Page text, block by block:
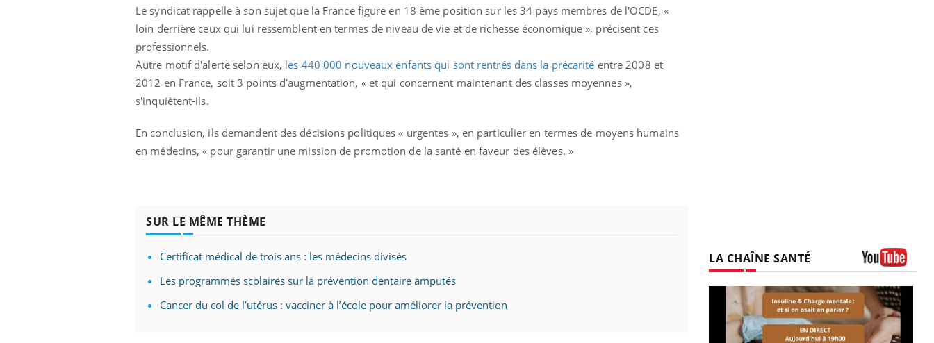
Le syndicat rappelle à son sujet que la France figure en 18 ème position sur les 34 pays membres de l'OCDE, «
loin derrière ceux qui lui ressemblent en termes de niveau de vie et de richesse économique », précisent ces
professionnels.
Autre motif d'alerte selon eux, les 440 000 nouveaux enfants qui sont rentrés dans la précarité entre 2008 et
2012 en France, soit 3 points d’augmentation, « et qui concernent maintenant des classes moyennes »,
s'inquiètent-ils.
En conclusion, ils demandent des décisions politiques « urgentes », en particulier en termes de moyens humains
en médecins, « pour garantir une mission de promotion de la santé en faveur des élèves. »
SUR LE MÊME THÈME
Certificat médical de trois ans : les médecins divisés
Les programmes scolaires sur la prévention dentaire amputés
Cancer du col de l’utérus : vacciner à l’école pour améliorer la prévention
LA CHAÎNE SANTÉ